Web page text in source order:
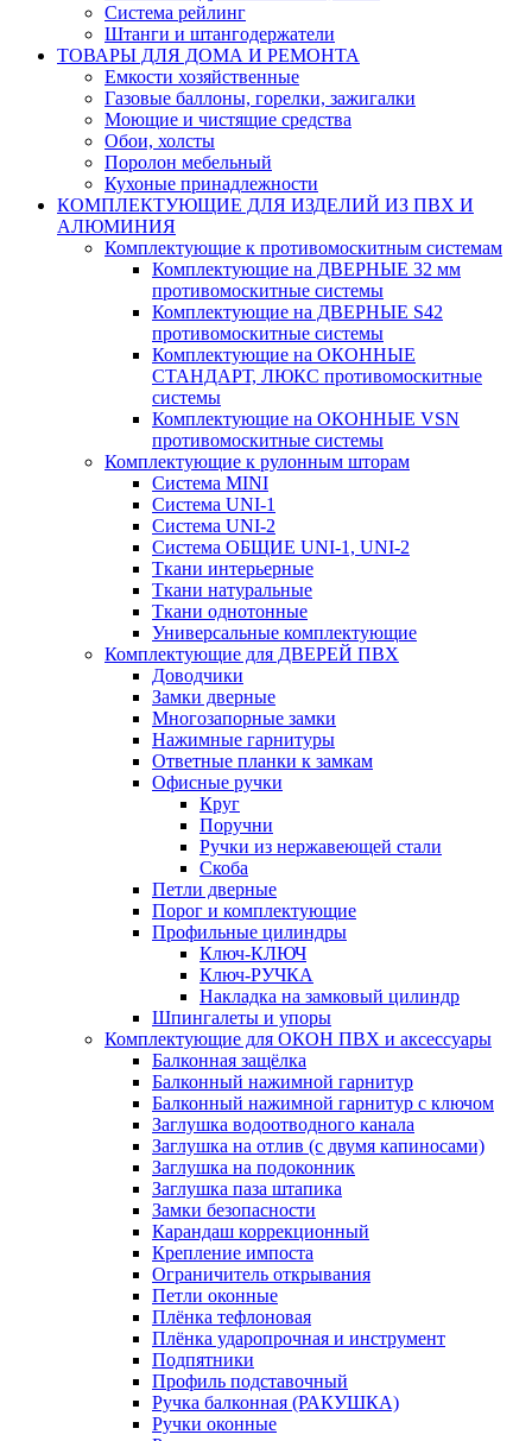
Система рейлинг
Штанги и штангодержатели
ТОВАРЫ ДЛЯ ДОМА И РЕМОНТА
Емкости хозяйственные
Газовые баллоны, горелки, зажигалки
Моющие и чистящие средства
Обои, холсты
Поролон мебельный
Кухоные принадлежности
КОМПЛЕКТУЮЩИЕ ДЛЯ ИЗДЕЛИЙ ИЗ ПВХ И
АЛЮМИНИЯ
Комплектующие к противомоскитным системам
Комплектующие на ДВЕРНЫЕ 32 мм
противомоскитные системы
Комплектующие на ДВЕРНЫЕ S42
противомоскитные системы
Комплектующие на ОКОННЫЕ
СТАНДАРТ, ЛЮКС противомоскитные
системы
Комплектующие на ОКОННЫЕ VSN
противомоскитные системы
Комплектующие к рулонным шторам
Система MINI
Система UNI-1
Система UNI-2
Система ОБЩИЕ UNI-1, UNI-2
Ткани интерьерные
Ткани натуральные
Ткани однотонные
Универсальные комплектующие
Комплектующие для ДВЕРЕЙ ПВХ
Доводчики
Замки дверные
Многозапорные замки
Нажимные гарнитуры
Ответные планки к замкам
Офисные ручки
Круг
Поручни
Ручки из нержавеющей стали
Скоба
Петли дверные
Порог и комплектующие
Профильные цилиндры
Ключ-КЛЮЧ
Ключ-РУЧКА
Накладка на замковый цилиндр
Шпингалеты и упоры
Комплектующие для ОКОН ПВХ и аксессуары
Балконная защёлка
Балконный нажимной гарнитур
Балконный нажимной гарнитур с ключом
Заглушка водоотводного канала
Заглушка на отлив (с двумя капиносами)
Заглушка на подоконник
Заглушка паза штапика
Замки безопасности
Карандаш коррекционный
Крепление импоста
Ограничитель открывания
Петли оконные
Плёнка тефлоновая
Плёнка ударопрочная и инструмент
Подпятники
Профиль подставочный
Ручка балконная (РАКУШКА)
Ручки оконные